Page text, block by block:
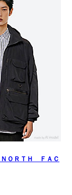
ＯＲＴＨ ＦＡＣ